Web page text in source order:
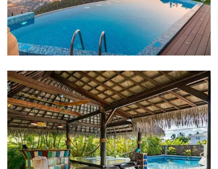
FAMILY FRIENDLY
White Luxury Villa